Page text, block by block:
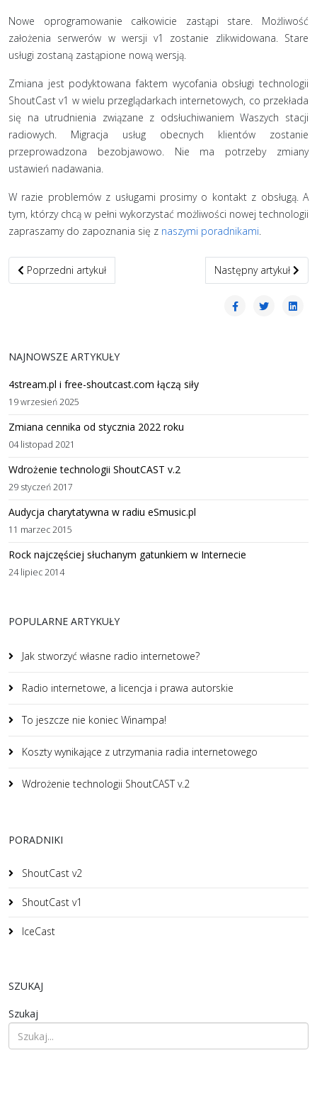
Nowe oprogramowanie całkowicie zastąpi stare. Możliwość
założenia serwerów w wersji v1 zostanie zlikwidowana. Stare
usługi zostaną zastąpione nową wersją.
Zmiana jest podyktowana faktem wycofania obsługi technologii
ShoutCast v1 w wielu przeglądarkach internetowych, co przekłada
się na utrudnienia związane z odsłuchiwaniem Waszych stacji
radiowych. Migracja usług obecnych klientów zostanie
przeprowadzona bezobjawowo. Nie ma potrzeby zmiany
ustawień nadawania.
W razie problemów z usługami prosimy o kontakt z obsługą. A
tym, którzy chcą w pełni wykorzystać możliwości nowej technologii
zapraszamy do zapoznania się z naszymi poradnikami.
Poprzedni artykuł: Zmiana cennika od stycznia 2022 roku
Poprzedni artykuł Następny artykuł:
Następny artykuł
NAJNOWSZE ARTYKUŁY
4stream.pl i free-shoutcast.com łączą siły
19 wrzesień 2025
Zmiana cennika od stycznia 2022 roku
04 listopad 2021
Wdrożenie technologii ShoutCAST v.2
29 styczeń 2017
Audycja charytatywna w radiu eSmusic.pl
11 marzec 2015
Rock najczęściej słuchanym gatunkiem w Internecie
24 lipiec 2014
POPULARNE ARTYKUŁY
Jak stworzyć własne radio internetowe?
Radio internetowe, a licencja i prawa autorskie
To jeszcze nie koniec Winampa!
Koszty wynikające z utrzymania radia internetowego
Wdrożenie technologii ShoutCAST v.2
PORADNIKI
ShoutCast v2
ShoutCast v1
IceCast
SZUKAJ
Szukaj